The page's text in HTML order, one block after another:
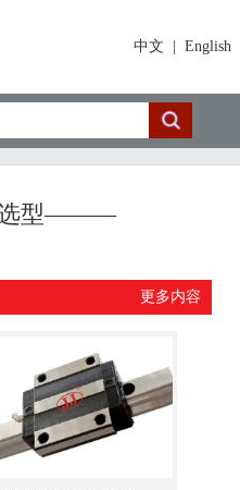
中文 English
型———
更多内容